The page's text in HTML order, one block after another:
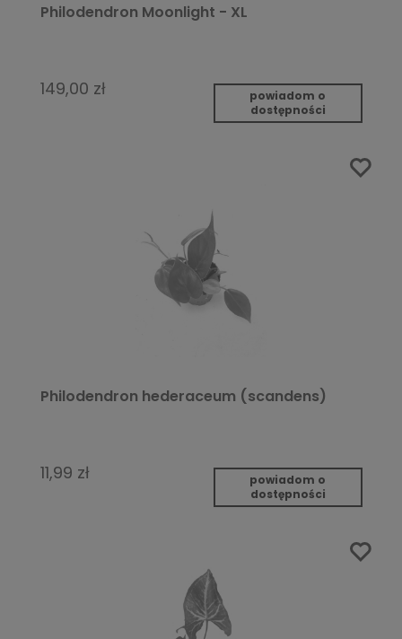
Philodendron Moonlight - XL
149,00 zł
powiadom o
dostępności
Philodendron hederaceum (scandens)
11,99 zł
powiadom o
dostępności